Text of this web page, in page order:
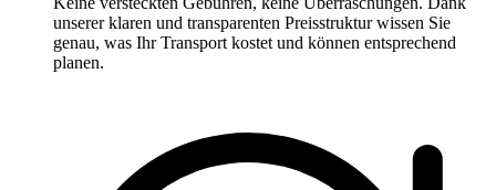
unserer klaren und transparenten Preisstruktur wissen Sie
genau, was Ihr Transport kostet und können entsprechend
planen.